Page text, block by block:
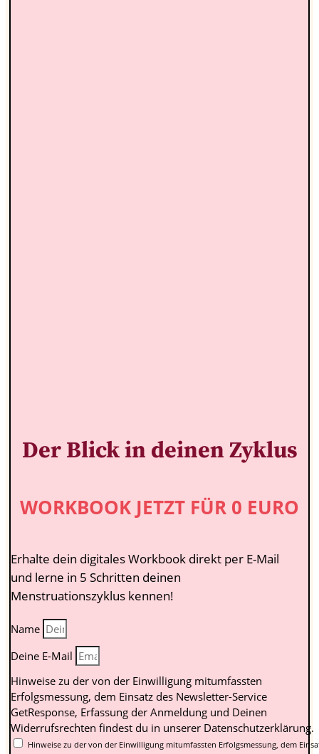
Der Blick in deinen Zyklus
WORKBOOK JETZT FÜR 0 EURO
Erhalte dein digitales Workbook direkt per E-Mail
und lerne in 5 Schritten deinen
Menstruationszyklus kennen!
Name
Deine E-Mail
Hinweise zu der von der Einwilligung mitumfassten
Erfolgsmessung, dem Einsatz des Newsletter-Service
GetResponse, Erfassung der Anmeldung und Deinen
Widerrufsrechten findest du in unserer Datenschutzerklärung.
Hinweise zu der von der Einwilligung mitumfassten Erfolgsmessung, dem